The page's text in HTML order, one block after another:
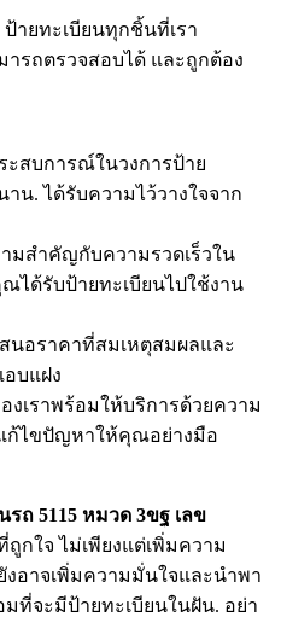
ายทะเบียนทุกชิ้นที่เรา
ารถตรวจสอบได้ และถูกต้อง
ะสบการณ์ในวงการป้าย
น. ได้รับความไว้วางใจจาก
ามสำคัญกับความรวดเร็วใน
ได้รับป้ายทะเบียนไปใช้งาน
สนอราคาที่สมเหตุสมผลและ
บแฝง
งเราพร้อมให้บริการด้วยความ
ก้ไขปัญหาให้คุณอย่างมือ
รถ 5115 หมวด 3ขฐ เลข
ถูกใจ ไม่เพียงแต่เพิ่มความ
อาจเพิ่มความมั่นใจและนำพา
จะมีป้ายทะเบียนในฝัน. อย่า